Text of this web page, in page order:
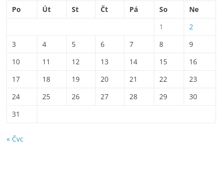
Po
Út St Čt Pá So
Ne
1
2
3
4 5 6 7 8
9
10
11 12 13 14 15
16
17
18 19 20 21 22
23
24
25 26 27 28 29
30
31
« Čvc